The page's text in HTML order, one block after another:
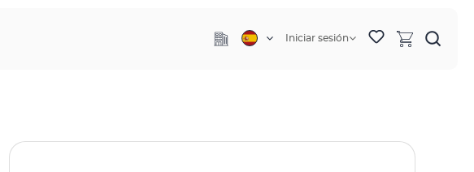
Iniciar sesión